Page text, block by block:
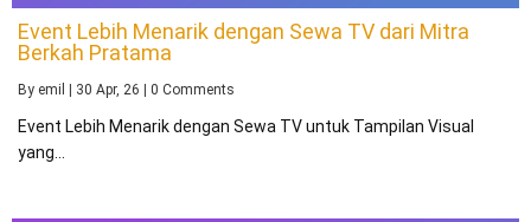
Event Lebih Menarik dengan Sewa TV dari Mitra
Berkah Pratama
By emil | 30 Apr, 26 | 0 Comments
Event Lebih Menarik dengan Sewa TV untuk Tampilan Visual
yang…